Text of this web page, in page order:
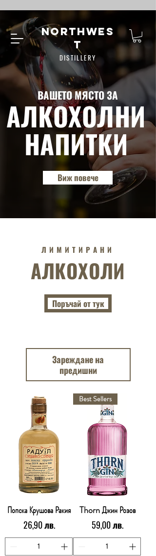
NORTHWES
T
DISTILLERY
ВАШЕТО МЯСТО ЗА
АЛКОХОЛНИ
НАПИТКИ
Виж повече
ЛИМИТИРАНИ
АЛКОХОЛИ
Поръчай от тук
Зареждане на
предишни
Попска Крушова Ракия
Цена
26,90 лв.
Best Sellers
Thorn Джин Розов
Цена
59,00 лв.